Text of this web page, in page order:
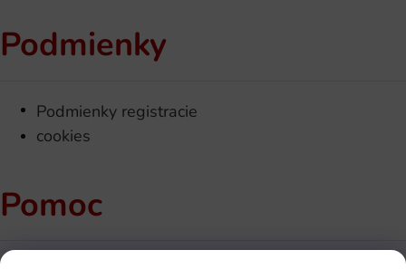
Podmienky
Podmienky registracie
cookies
Pomoc